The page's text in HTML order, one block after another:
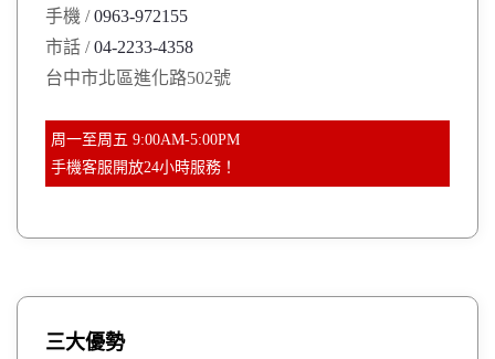
:
手機 /0963-972155
市話 /04-2233-4358
台中市北區進化路502號
周一至周五 9:00AM-5:00PM
手機客服開放24小時服務！
三大優勢